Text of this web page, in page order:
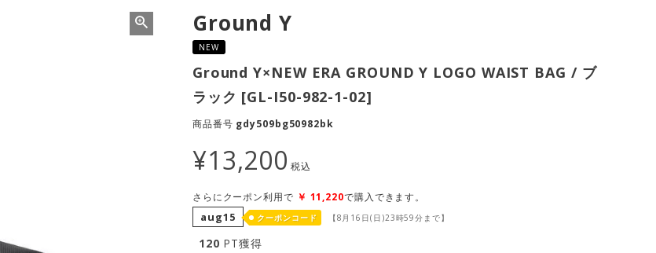
Ground Y
NEW
Ground Y×NEW ERA GROUND Y LOGO WAIST BAG / ブ
ラック [GL-I50-982-1-02]
商品番号 gdy509bg50982bk
¥13,200 税込
さらにクーポン利用で ￥ 11,220で購入できます。
aug15 クーポンコード 【8月16日(日)23時59分まで】
120 PT獲得